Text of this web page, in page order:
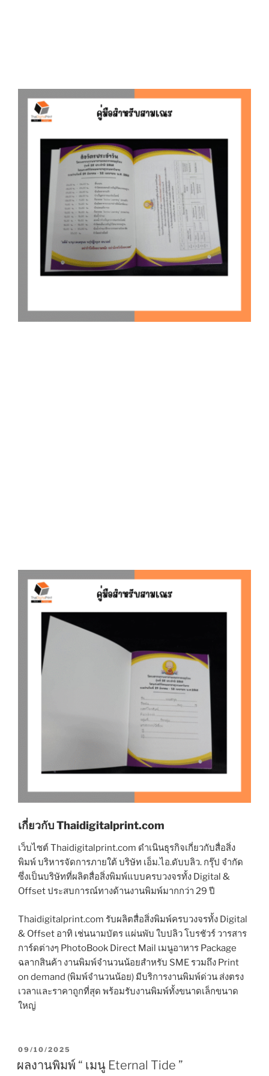
เกี่ยวกับ Thaidigitalprint.com
เว็บไซต์ Thaidigitalprint.com ดำเนินธุรกิจเกี่ยวกับสื่อสิ่ง
พิมพ์ บริหารจัดการภายใต้ บริษัท เอ็ม.ไอ.ดับบลิว. กรุ๊ป จำกัด
ซึ่งเป็นบริษัทที่ผลิตสื่อสิ่งพิมพ์แบบครบวงจรทั้ง Digital &
Offset ประสบการณ์ทางด้านงานพิมพ์มากกว่า 29 ปี
Thaidigitalprint.com รับผลิตสื่อสิ่งพิมพ์ครบวงจรทั้ง Digital
& Offset อาทิ เช่นนามบัตร แผ่นพับ ใบปลิว โบรชัวร์ วารสาร
การ์ดต่างๆ PhotoBook Direct Mail เมนูอาหาร Package
ฉลากสินค้า งานพิมพ์จำนวนน้อยสำหรับ SME รวมถึง Print
on demand (พิมพ์จำนวนน้อย) มีบริการงานพิมพ์ด่วน ส่งตรง
เวลาและราคาถูกที่สุด พร้อมรับงานพิมพ์ทั้งขนาดเล็กขนาด
ใหญ่
P
S
09/10/2025
ผลงานพิมพ์ “ เมนู Eternal Tide ”